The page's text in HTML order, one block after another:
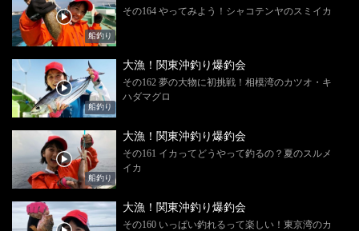
船釣り
その164 やってみよう！シャコテンヤのスミイカ
船釣り
大漁！関東沖釣り爆釣会
その162 夢の大物に初挑戦！相模湾のカツオ・キ
ハダマグロ
船釣り
大漁！関東沖釣り爆釣会
その161 イカってどうやって釣るの？夏のスルメ
イカ
大漁！関東沖釣り爆釣会
その160 いっぱい釣れるって楽しい！東京湾のカ